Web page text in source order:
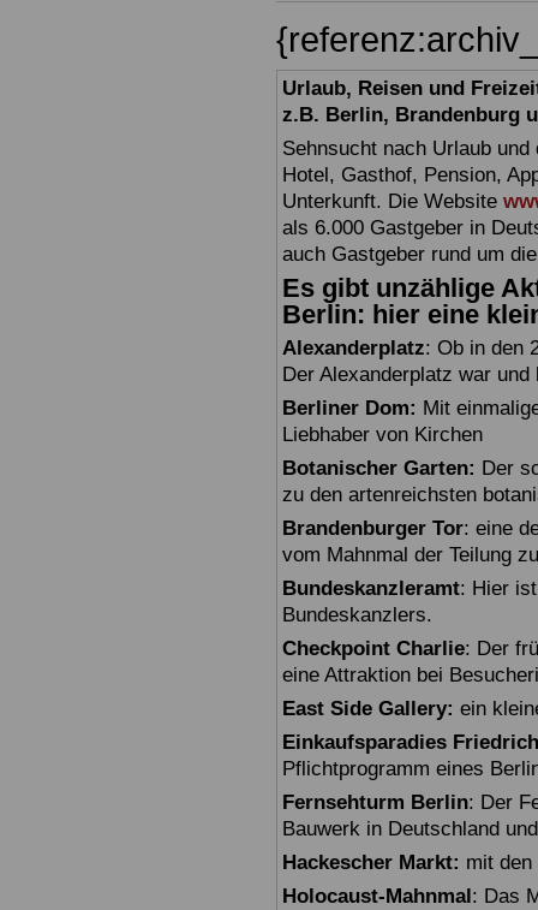
Urlaub, Reisen und
z.B. Berlin, Brandenburg
Sehnsucht nach Urlaub
Hotel, Gasthof, Pension,
Unterkunft. Die Website
als 6.000 Gastgeber in
auch Gastgeber rund um
Es gibt unzählige
Berlin: hier eine
Alexanderplatz: Ob in den
Der Alexanderplatz war
Berliner Dom: Mit
Liebhaber von Kirchen
Botanischer Garten: Der
zu den artenreichsten
Brandenburger Tor: eine
vom Mahnmal der Teilung
Bundeskanzleramt: Hier
Bundeskanzlers.
Checkpoint Charlie: Der
eine Attraktion bei
East Side Gallery: ein
Einkaufsparadies
Pflichtprogramm eines
Fernsehturm Berlin: Der
Bauwerk in Deutschland
Hackescher Markt: mit
Holocaust-Mahnmal : Das